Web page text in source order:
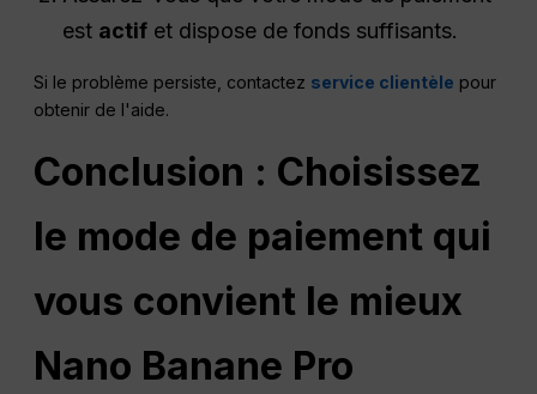
est actif et dispose de fonds suffisants.
Si le problème persiste, contactez service clientèle pour
obtenir de l'aide.
Conclusion : Choisissez
le mode de paiement qui
vous convient le mieux
Nano Banane Pro